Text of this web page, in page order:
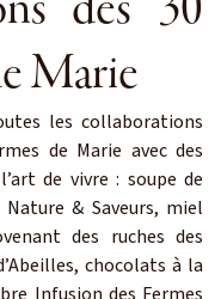
Marie
les collaborations
de Marie avec des
de vivre : soupe de
& Saveurs, miel
des ruches des
chocolats à la